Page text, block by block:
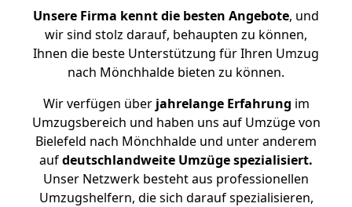
Unsere Firma kennt die besten Angebote, und
wir sind stolz darauf, behaupten zu können,
Ihnen die beste Unterstützung für Ihren Umzug
nach Mönchhalde bieten zu können.
Wir verfügen überjahrelange Erfahrung im
Umzugsbereich und haben uns auf Umzüge von
Bielefeld nach Mönchhalde und unter anderem
aufdeutschlandweite Umzüge spezialisiert.
Unser Netzwerk besteht aus professionellen
Umzugshelfern, die sich darauf spezialisieren,